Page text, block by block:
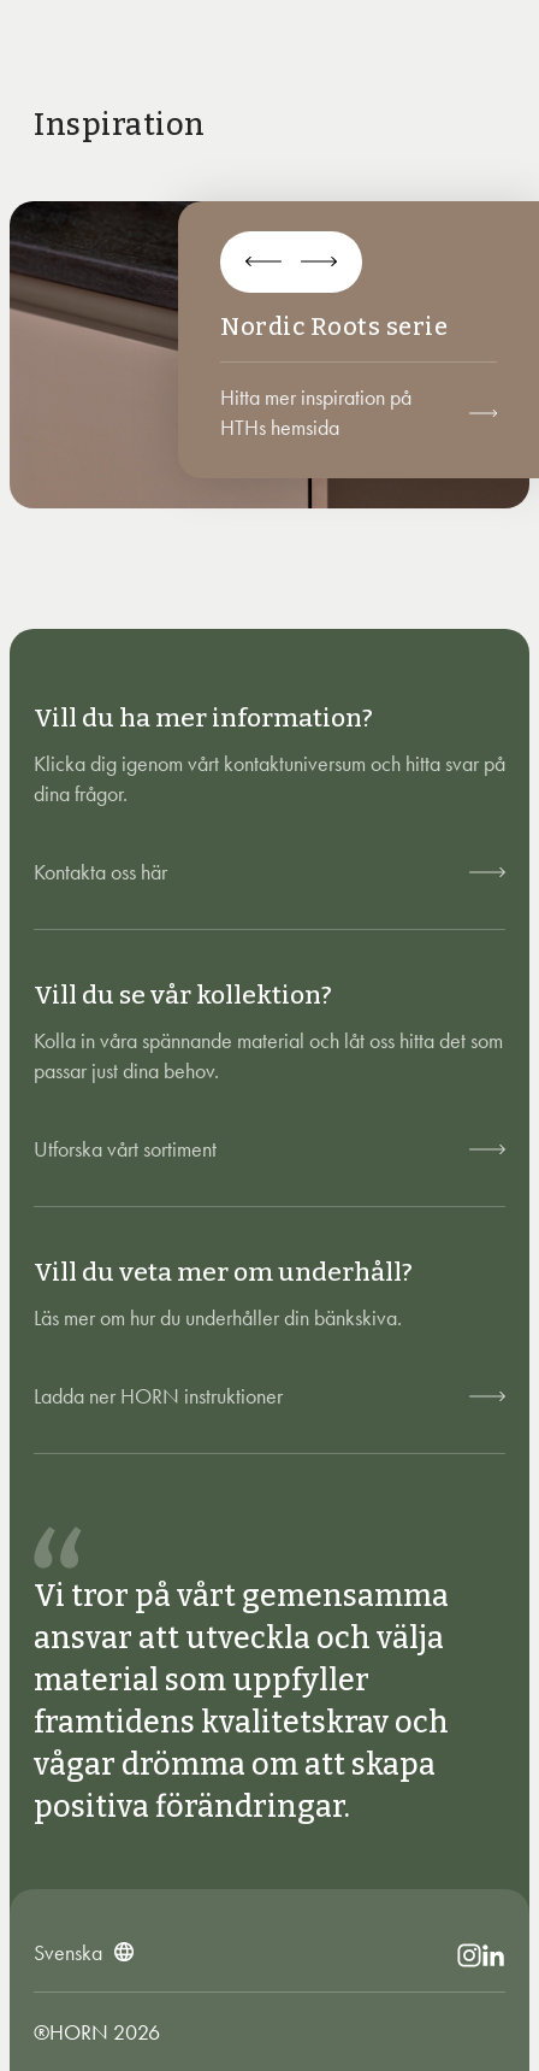
Inspiration
Nordic Roots serie
Hitta mer inspiration på
HTHs hemsida
Nordic Roots serie
Hitta mer inspiration på
HTHs hemsida
Nordic Roots serie
Hitta mer inspiration på
HTHs hemsida
Vill du ha mer information?
Klicka dig igenom vårt kontaktuniversum och hitta svar på
dina frågor.
Kontakta oss här
Vill du se vår kollektion?
Kolla in våra spännande material och låt oss hitta det som
passar just dina behov.
Utforska vårt sortiment
Vill du veta mer om underhåll?
Läs mer om hur du underhåller din bänkskiva.
Ladda ner HORN instruktioner
Vi tror på vårt gemensamma
ansvar att utveckla och välja
material som uppfyller
framtidens kvalitetskrav och
vågar drömma om att skapa
positiva förändringar.
®HORN 2026
Svenska